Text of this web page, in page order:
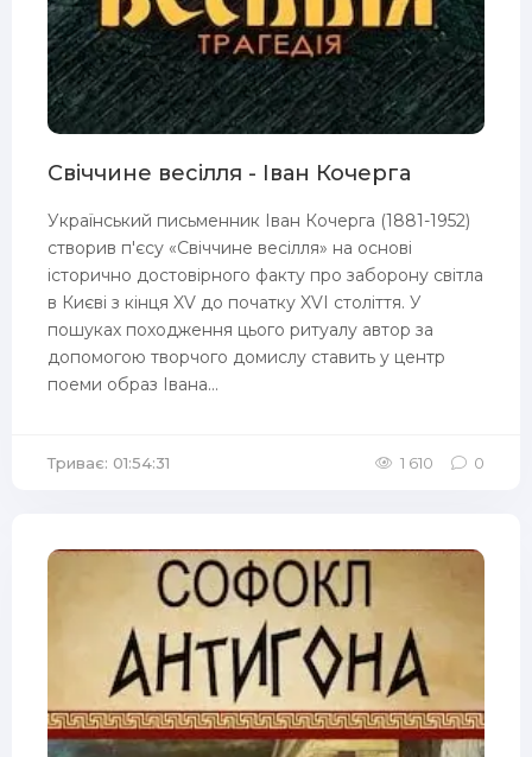
Свіччине весілля - Іван Кочерга
Український письменник Іван Кочерга (1881-1952)
створив п'єсу «Свіччине весілля» на основі
історично достовірного факту про заборону світла
в Києві з кінця XV до початку XVI століття. У
пошуках походження цього ритуалу автор за
допомогою творчого домислу ставить у центр
поеми образ Івана...
Триває: 01:54:31 1 610 0